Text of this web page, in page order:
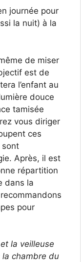
journée pour
la nuit) à la
de miser
est de
l’enfant au
douce
tamisée
vous diriger
ces
sont
Après, il est
répartition
dans la
pour
et la veilleuse
chambre du